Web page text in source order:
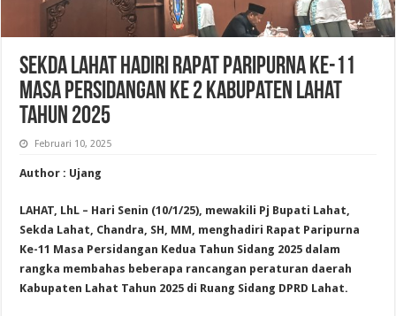
Sekda Lahat Hadiri Rapat Paripurna Ke-11
Masa Persidangan Ke 2 Kabupaten Lahat
Tahun 2025
Februari 10, 2025
Author : Ujang
LAHAT, LhL – Hari Senin (10/1/25), mewakili Pj Bupati Lahat,
Sekda Lahat, Chandra, SH, MM, menghadiri Rapat Paripurna
Ke-11 Masa Persidangan Kedua Tahun Sidang 2025 dalam
rangka membahas beberapa rancangan peraturan daerah
Kabupaten Lahat Tahun 2025 di Ruang Sidang DPRD Lahat.